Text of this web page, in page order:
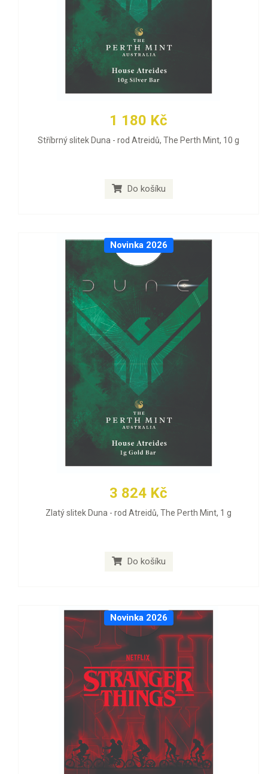
1 180 Kč
Stříbrný slitek Duna - rod Atreidů, The Perth Mint, 10 g
Do košíku
Novinka 2026
3 824 Kč
Zlatý slitek Duna - rod Atreidů, The Perth Mint, 1 g
Do košíku
Novinka 2026